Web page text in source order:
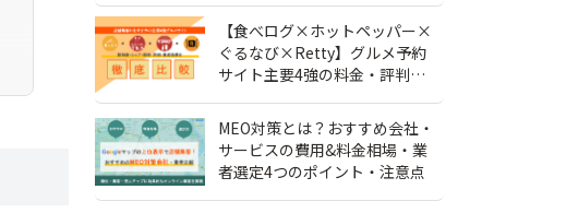
【食べログ×ホットペッパー×
ぐるなび×Retty】グルメ予約
サイト主要4強の料金・評判・
MEO対策とは？おすすめ会社・
サービスの費用&料金相場・業
者選定4つのポイント・注意点